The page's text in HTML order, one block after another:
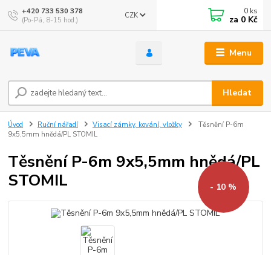
Menu
CZK
Hledat
+420 733 530 378
(Po-Pá, 8-15 hod.)
0 ks
za 0 Kč
Úvod Ruční nářadí Visací zámky, kování, vložky
Těsnění P-6m
9x5,5mm hnědá/PL STOMIL
Těsnění P-6m 9x5,5mm hnědá/PL
STOMIL
- 10 %